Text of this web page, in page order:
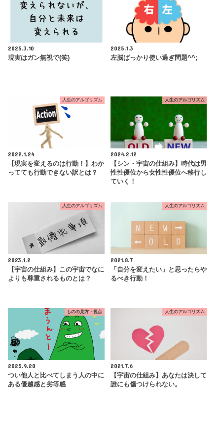
2025.3.10
現実はガン無視で(笑)
2025.1.3
左脳ばっかり使い過ぎ問題^^;
人生のアルゴリズム
2022.1.24
【現実を変えるのは行動！】わか
ってても行動できない訳とは？
人生のアルゴリズム
2024.2.12
【シン・宇宙の仕組み】時代は男
性性優位から女性性優位へ移行し
ていく！
人生のアルゴリズム
2023.1.2
【宇宙の仕組み】この宇宙でなに
よりも尊重されるものとは？
人生のアルゴリズム
2021.8.7
「自分を変えたい」と思ったらや
るべき行動！
ものの見方・視点
2025.9.20
つい他人と比べてしまう人の中に
ある優越感と劣等感
人生のアルゴリズム
2021.7.6
【宇宙の仕組み】あなたは決して
誰にも傷つけられない。